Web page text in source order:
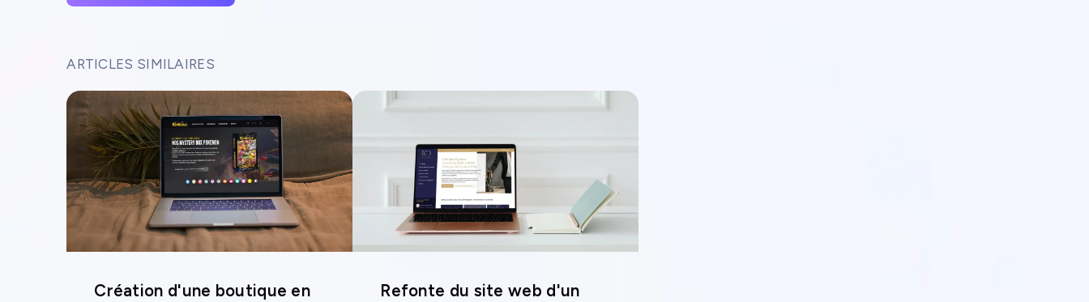
ARTICLES SIMILAIRES
Création d'une boutique en
Refonte du site web d'un